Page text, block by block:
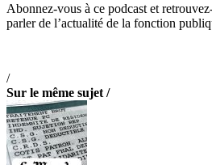
Abonnez-vous à ce podcast et
parler de l’actualité de la fonction
/
Sur le même sujet /